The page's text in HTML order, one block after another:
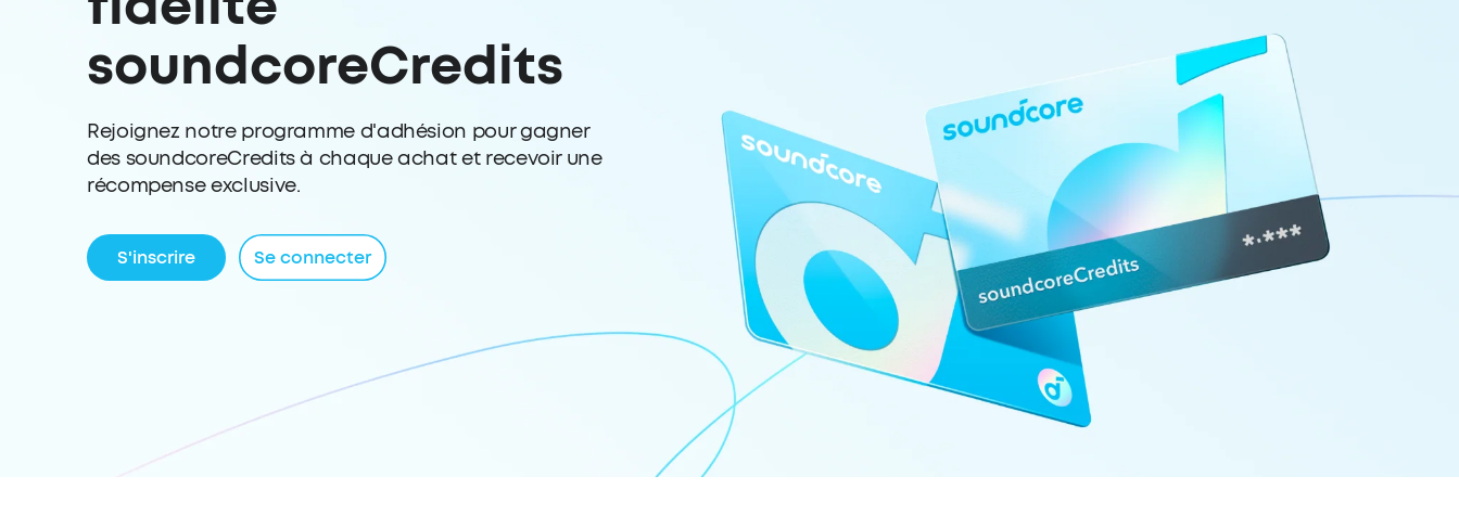
soundcoreCredits
Rejoignez notre programme d'adhésion pour gagner
des soundcoreCredits à chaque achat et recevoir une
récompense exclusive.
S'inscrire Se connecter